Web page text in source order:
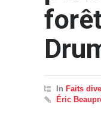
In Faits
Éric